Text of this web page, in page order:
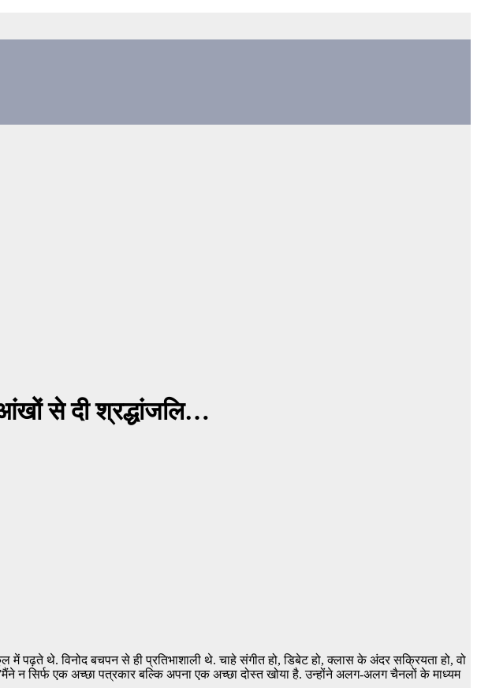
से दी श्रद्धांजलि…
थे. विनोद बचपन से ही प्रतिभाशाली थे. चाहे संगीत हो, डिबेट हो, क्लास के अंदर सक्रियता हो, वो
न सिर्फ एक अच्छा पत्रकार बल्कि अपना एक अच्छा दोस्त खोया है. उन्होंने अलग-अलग चैनलों के माध्यम